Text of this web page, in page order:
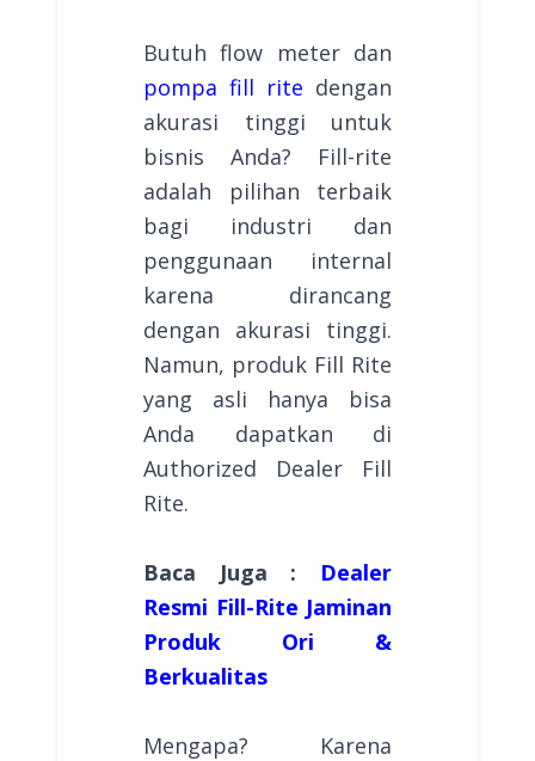
Butuh flow meter dan
pompa fill rite dengan
akurasi tinggi untuk
bisnis Anda? Fill-rite
adalah pilihan terbaik
bagi industri dan
penggunaan internal
karena dirancang
dengan akurasi tinggi.
Namun, produk Fill Rite
yang asli hanya bisa
Anda dapatkan di
Authorized Dealer Fill
Rite.
Baca Juga : Dealer
Resmi Fill-Rite Jaminan
Produk Ori &
Berkualitas
Mengapa? Karena